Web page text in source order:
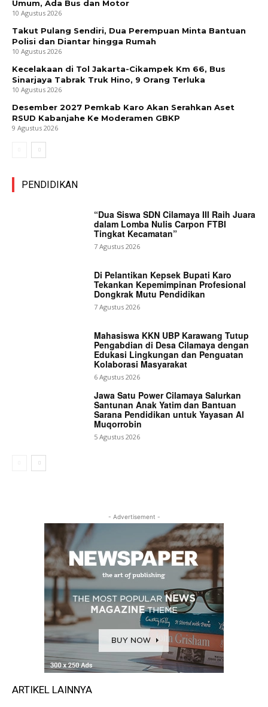
Umum, Ada Bus dan Motor
10 Agustus 2026
Takut Pulang Sendiri, Dua Perempuan Minta Bantuan
Polisi dan Diantar hingga Rumah
10 Agustus 2026
Kecelakaan di Tol Jakarta-Cikampek Km 66, Bus
Sinarjaya Tabrak Truk Hino, 9 Orang Terluka
10 Agustus 2026
Desember 2027 Pemkab Karo Akan Serahkan Aset
RSUD Kabanjahe Ke Moderamen GBKP
9 Agustus 2026
PENDIDIKAN
“Dua Siswa SDN Cilamaya III Raih Juara
dalam Lomba Nulis Carpon FTBI
Tingkat Kecamatan”
7 Agustus 2026
Di Pelantikan Kepsek Bupati Karo
Tekankan Kepemimpinan Profesional
Dongkrak Mutu Pendidikan
7 Agustus 2026
Mahasiswa KKN UBP Karawang Tutup
Pengabdian di Desa Cilamaya dengan
Edukasi Lingkungan dan Penguatan
Kolaborasi Masyarakat
6 Agustus 2026
Jawa Satu Power Cilamaya Salurkan
Santunan Anak Yatim dan Bantuan
Sarana Pendidikan untuk Yayasan Al
Muqorrobin
5 Agustus 2026
- Advertisement -
ARTIKEL LAINNYA